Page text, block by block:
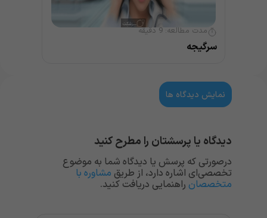
مدت مطالعه: 9 دقیقه
سرگیجه
نمایش دیدگاه ها
دیدگاه یا پرسشتان را مطرح کنید
درصورتی که پرسش یا دیدگاه شما به موضوع
تخصصی‌ای اشاره دارد، از طریق مشاوره با
متخصصان راهنمایی دریافت کنید.